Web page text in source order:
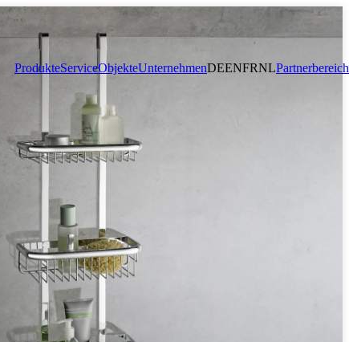
ProdukteServiceObjekteUnternehmenDEENFRNLPartnerbereich